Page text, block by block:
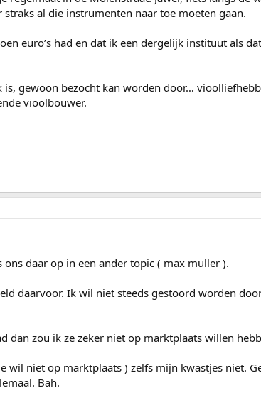
al die instrumenten naar toe moeten gaan.
euro’s had en dat ik een dergelijk instituut als
is, gewoon bezocht kan worden door…
vioolbouwer.
daar op in een ander topic ( max muller ).
daarvoor. Ik wil niet steeds gestoord worden
dan zou ik ze zeker niet op marktplaats willen
wil niet op marktplaats ) zelfs mijn kwastjes niet.
Bah.